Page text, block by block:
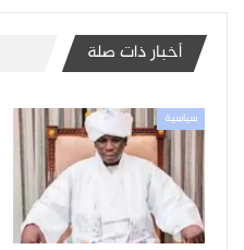
أخبار ذات صلة
سياسية